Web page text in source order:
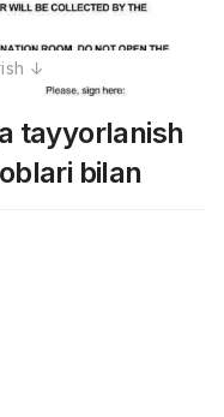
tayyorlanish
bilan